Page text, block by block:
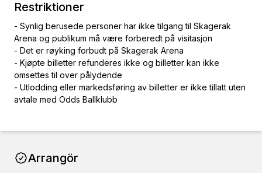
Restriktioner
- Synlig berusede personer har ikke tilgang til Skagerak
Arena og publikum må være forberedt på visitasjon
- Det er røyking forbudt på Skagerak Arena
- Kjøpte billetter refunderes ikke og billetter kan ikke
omsettes til over pålydende
- Utlodding eller markedsføring av billetter er ikke tillatt uten
avtale med Odds Ballklubb
Arrangör